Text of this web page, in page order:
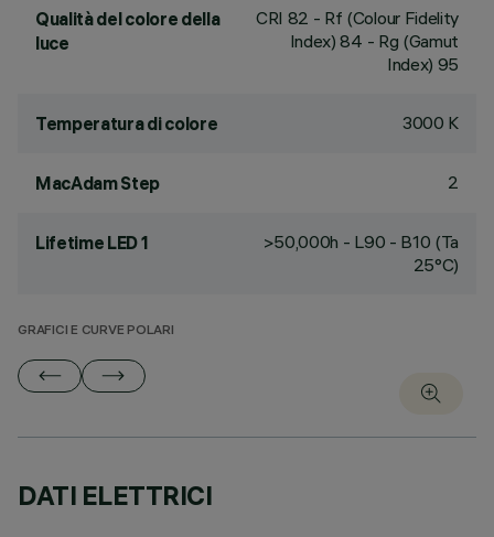
Qualità del colore della
luce
CRI 82 - Rf (Colour Fidelity
Index) 84 - Rg (Gamut
Index) 95
Temperatura di colore 3000 K
MacAdam Step 2
Lifetime LED 1
>50,000h - L90 - B10 (Ta
25°C)
GRAFICI E CURVE POLARI
DATI ELETTRICI